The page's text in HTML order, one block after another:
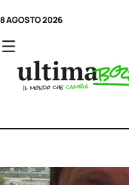
8 AGOSTO 2026